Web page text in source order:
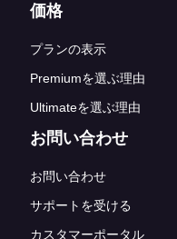
フッターリンク
価格
プランの表示
Premiumを選ぶ理由
Ultimateを選ぶ理由
お問い合わせ
お問い合わせ
サポートを受ける
カスタマーポータル